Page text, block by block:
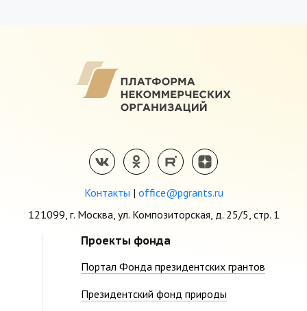
Контакты | office@pgrants.ru
121099, г. Москва, ул. Композиторская, д. 25/5, стр. 1
Проекты фонда
Портал Фонда президентских грантов
Президентский фонд природы